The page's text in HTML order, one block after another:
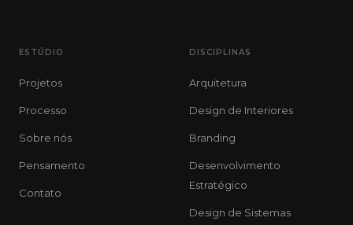
ESTÚDIO
Projetos
Processo
Sobre nós
Pensamento
Contato
DISCIPLINAS
Arquitetura
Design de Interiores
Branding
Desenvolvimento
Estratégico
Design de Sistemas